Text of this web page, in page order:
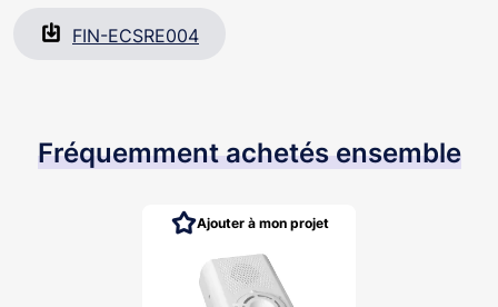
FIN-ECSRE004
Fréquemment achetés ensemble
Ajouter à mon projet